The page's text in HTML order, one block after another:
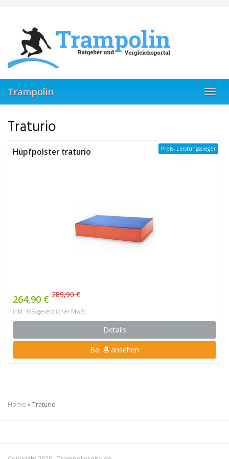
content
Trampolin
Traturio
Preis- Leistungssieger
Hüpfpolster traturio
264,90 € 289,90 €
inkl. 19% gesetzlicher MwSt.
Details
Bei ansehen
Home »Traturio